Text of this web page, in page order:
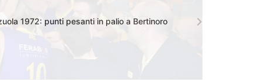
1972: punti pesanti in palio a Bertinoro